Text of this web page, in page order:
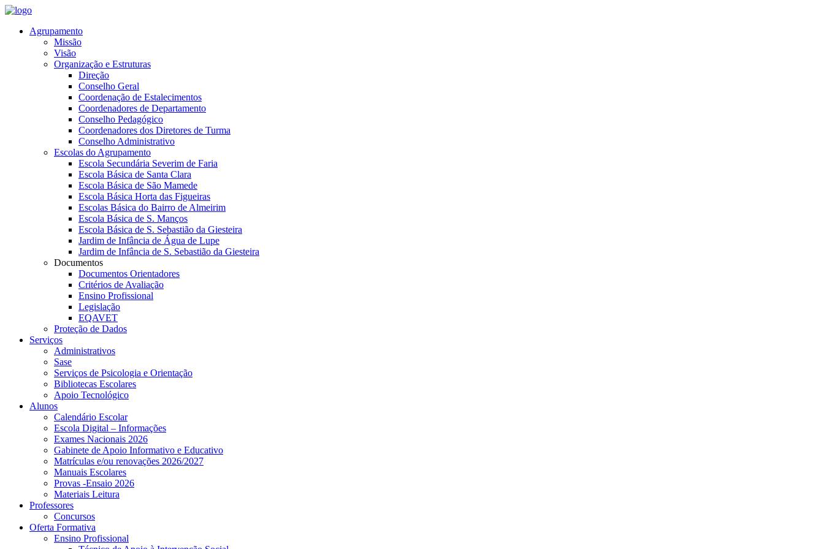
Agrupamento
Missão
Visão
Organização e Estruturas
Direção
Conselho Geral
Coordenação de Estalecimentos
Coordenadores de Departamento
Conselho Pedagógico
Coordenadores dos Diretores de Turma
Conselho Administrativo
Escolas do Agrupamento
Escola Secundária Severim de Faria
Escola Básica de Santa Clara
Escola Básica de São Mamede
Escola Básica Horta das Figueiras
Escolas Básica do Bairro de Almeirim
Escola Básica de S. Manços
Escola Básica de S. Sebastião da Giesteira
Jardim de Infância de Água de Lupe
Jardim de Infância de S. Sebastião da Giesteira
Documentos
Documentos Orientadores
Critérios de Avaliação
Ensino Profissional
Legislação
EQAVET
Proteção de Dados
Serviços
Administrativos
Sase
Serviços de Psicologia e Orientação
Bibliotecas Escolares
Apoio Tecnológico
Alunos
Calendário Escolar
Escola Digital – Informações
Exames Nacionais 2026
Gabinete de Apoio Informativo e Educativo
Matrículas e/ou renovações 2026/2027
Manuais Escolares
Provas -Ensaio 2026
Materiais Leitura
Professores
Concursos
Oferta Formativa
Ensino Profissional